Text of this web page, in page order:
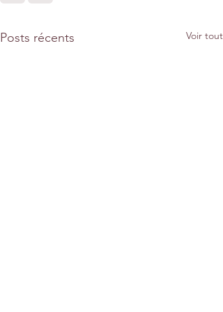
Posts récents Voir tout